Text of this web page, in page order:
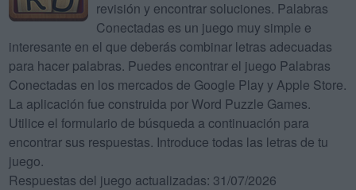
revisión y encontrar soluciones. Palabras
Conectadas es un juego muy simple e
interesante en el que deberás combinar letras adecuadas
para hacer palabras. Puedes encontrar el juego Palabras
Conectadas en los mercados de Google Play y Apple Store.
La aplicación fue construida por Word Puzzle Games.
Utilice el formulario de búsqueda a continuación para
encontrar sus respuestas. Introduce todas las letras de tu
juego.
Respuestas del juego actualizadas: 31/07/2026